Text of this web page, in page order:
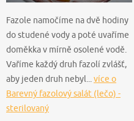
Fazole namočíme na dvě hodiny
do studené vody a poté uvaříme
doměkka v mírně osolené vodě.
Vaříme každý druh fazolí zvlášť,
aby jeden druh nebyl... více o
Barevný fazolový salát (lečo) -
sterilovaný